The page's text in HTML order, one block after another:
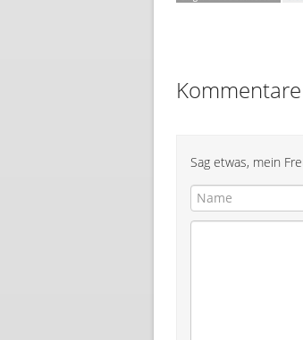
Kommentare
Sag etwas, mein